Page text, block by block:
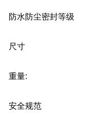
防水防尘密封等级
尺寸
重量:
安全规范